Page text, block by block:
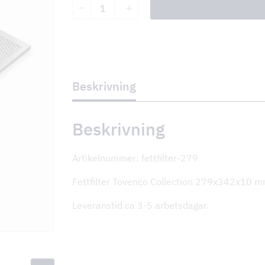
Tovenco
Beskrivning
Beskrivning
Artikelnummer: fettfilter-279
Fettfilter Tovenco Collection 279x342x10
Leveranstid ca 3-5 arbetsdagar.